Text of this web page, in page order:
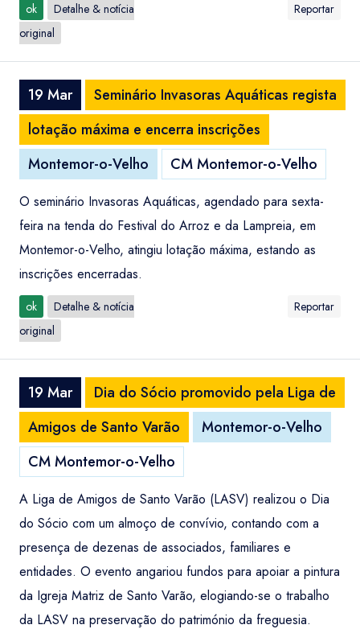
ok
Detalhe & notícia
original
Reportar
19 Mar
Seminário Invasoras Aquáticas regista
lotação máxima e encerra inscrições
Montemor-o-Velho
CM Montemor-o-Velho
O seminário Invasoras Aquáticas, agendado para sexta-
feira na tenda do Festival do Arroz e da Lampreia, em
Montemor-o-Velho, atingiu lotação máxima, estando as
inscrições encerradas.
ok
Detalhe & notícia
original
Reportar
19 Mar
Dia do Sócio promovido pela Liga de
Amigos de Santo Varão
Montemor-o-Velho
CM Montemor-o-Velho
A Liga de Amigos de Santo Varão (LASV) realizou o Dia
do Sócio com um almoço de convívio, contando com a
presença de dezenas de associados, familiares e
entidades. O evento angariou fundos para apoiar a pintura
da Igreja Matriz de Santo Varão, elogiando-se o trabalho
da LASV na preservação do património da freguesia.